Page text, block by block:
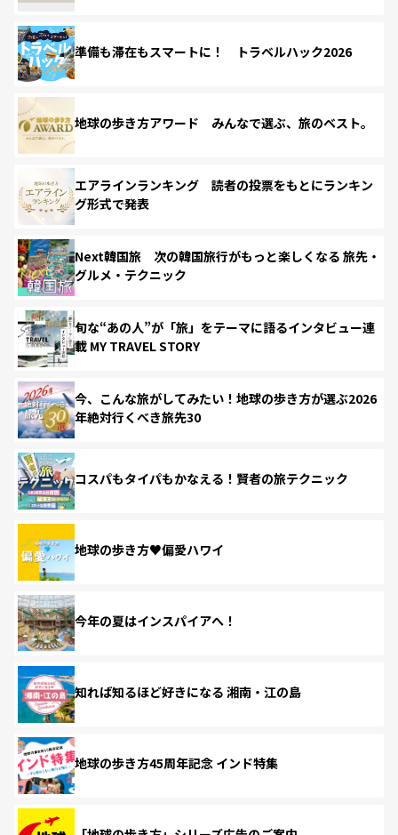
準備も滞在もスマートに！ トラベルハック2026
地球の歩き方アワード みんなで選ぶ、旅のベスト。
エアラインランキング 読者の投票をもとにランキン
グ形式で発表
Next韓国旅 次の韓国旅行がもっと楽しくなる 旅先・
グルメ・テクニック
旬な“あの人”が「旅」をテーマに語るインタビュー連
載 MY TRAVEL STORY
今、こんな旅がしてみたい！地球の歩き方が選ぶ2026
年絶対行くべき旅先30
コスパもタイパもかなえる！賢者の旅テクニック
地球の歩き方♥偏愛ハワイ
今年の夏はインスパイアへ！
知れば知るほど好きになる 湘南・江の島
地球の歩き方45周年記念 インド特集